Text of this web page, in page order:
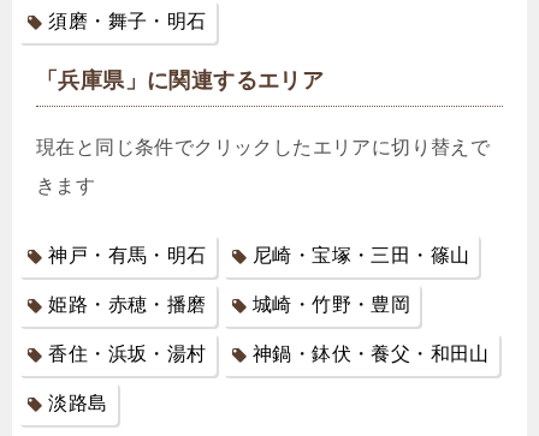
須磨・舞子・明石
「兵庫県」に関連するエリア
現在と同じ条件でクリックしたエリアに切り替えで
きます
神戸・有馬・明石 尼崎・宝塚・三田・篠山
姫路・赤穂・播磨 城崎・竹野・豊岡
香住・浜坂・湯村 神鍋・鉢伏・養父・和田山
淡路島